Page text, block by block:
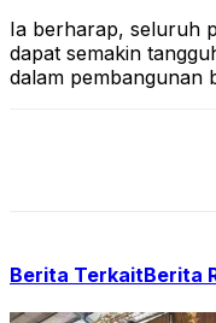
Ia berharap, seluruh
dapat semakin
dalam pembangunan
Berita TerkaitBerita